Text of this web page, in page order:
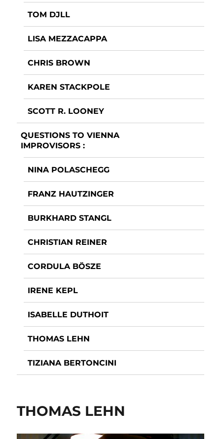
TOM DJLL
LISA MEZZACAPPA
CHRIS BROWN
KAREN STACKPOLE
SCOTT R. LOONEY
QUESTIONS TO VIENNA
IMPROVISORS :
NINA POLASCHEGG
FRANZ HAUTZINGER
BURKHARD STANGL
CHRISTIAN REINER
CORDULA BÖSZE
IRENE KEPL
ISABELLE DUTHOIT
THOMAS LEHN
TIZIANA BERTONCINI
THOMAS LEHN